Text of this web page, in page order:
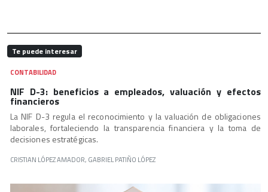
Te puede interesar
CONTABILIDAD
NIF D-3: beneficios a empleados, valuación y efectos
financieros
La NIF D-3 regula el reconocimiento y la valuación de obligaciones
laborales, fortaleciendo la transparencia financiera y la toma de
decisiones estratégicas.
CRISTIAN LÓPEZ AMADOR, GABRIEL PATIÑO LÓPEZ